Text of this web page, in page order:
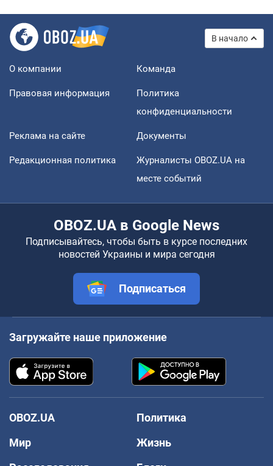
В начало
О компании Команда
Правовая информация
Политика
конфиденциальности
Реклама на сайте Документы
Редакционная политика
Журналисты OBOZ.UA на
месте событий
OBOZ.UA в Google News
Подписывайтесь, чтобы быть в курсе последних
новостей Украины и мира сегодня
Подписаться
Загружайте наше приложение
OBOZ.UA
Политика
Мир
Жизнь